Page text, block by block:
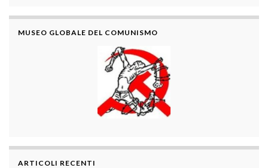
MUSEO GLOBALE DEL COMUNISMO
ARTICOLI RECENTI